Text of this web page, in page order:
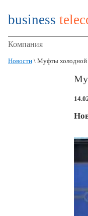
business
Компания
Новости \ Муфты холодной